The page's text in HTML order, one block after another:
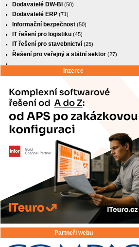
Dodavatelé DW-BI (50)
Dodavatelé ERP (71)
Informační bezpečnost (50)
IT řešení pro logistiku (45)
IT řešení pro stavebnictví (25)
Řešení pro veřejný a státní sektor (27)
Inzerce
Partneři webu